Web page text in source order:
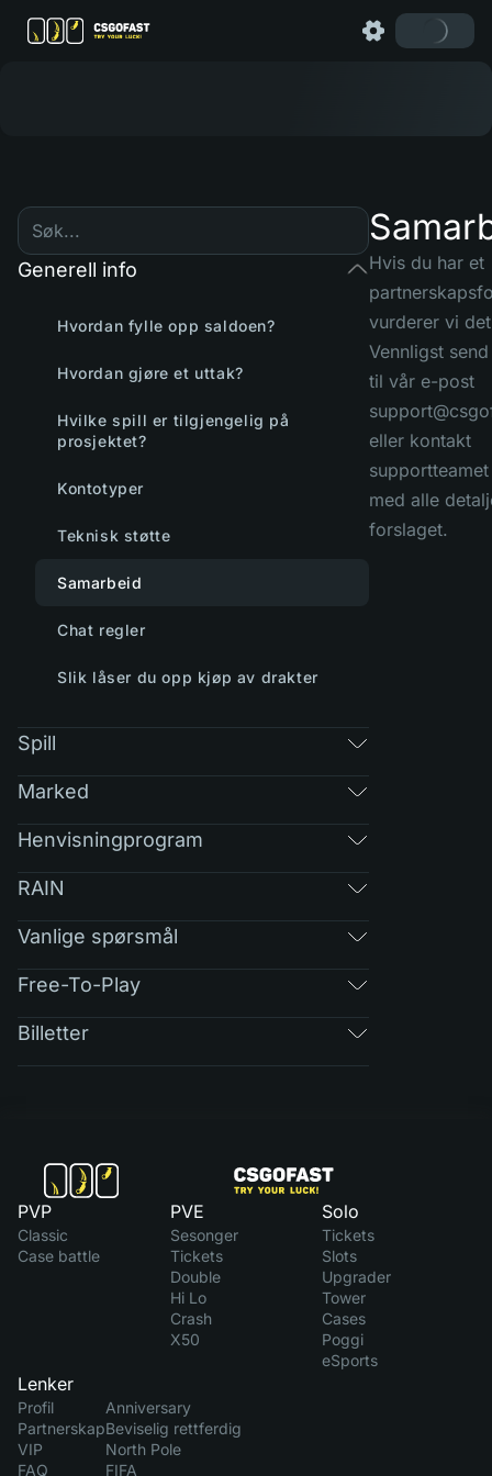
Generell info
Hvordan fylle opp saldoen?
Hvordan gjøre et uttak?
Hvilke spill er tilgjengelig på
prosjektet?
Kontotyper
Teknisk støtte
Samarbeid
Chat regler
Slik låser du opp kjøp av drakter
Spill
Marked
Henvisningprogram
RAIN
Vanlige spørsmål
Free-To-Play
Billetter
Hvis du har et
vurderer vi
Vennligst
til vår e-post
eller kontakt
med alle
forslaget.
PVP
Classic
Case battle
PVE
Sesonger
Tickets
Double
Hi Lo
Crash
X50
Solo
Tickets
Slots
Upgrader
Tower
Cases
Poggi
eSports
Lenker
Profil
Partnerskap
VIP
FAQ
Anniversary
Beviselig rettferdig
North Pole
FIFA